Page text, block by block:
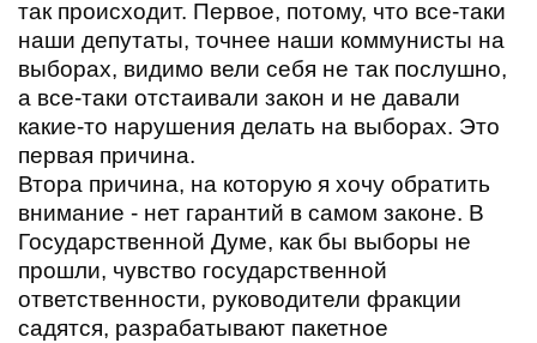
так происходит. Первое, потому, что все-таки
наши депутаты, точнее наши коммунисты на
выборах, видимо вели себя не так послушно,
а все-таки отстаивали закон и не давали
какие-то нарушения делать на выборах. Это
первая причина.
Втора причина, на которую я хочу обратить
внимание - нет гарантий в самом законе. В
Государственной Думе, как бы выборы не
прошли, чувство государственной
ответственности, руководители фракции
садятся, разрабатывают пакетное